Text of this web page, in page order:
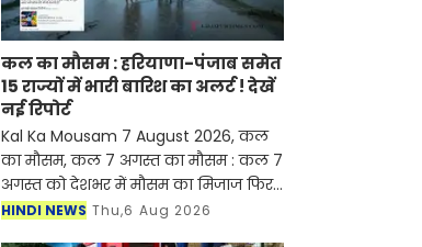
कल का मौसम : हरियाणा-पंजाब समेत
15 राज्यों में भारी बारिश का अलर्ट ! देखें
नई रिपोर्ट
Kal Ka Mousam 7 August 2026, कल
का मौसम, कल 7 अगस्त का मौसम : कल 7
अगस्त को देशभर में मौसम का मिजाज फिर
से बदलने वाला है। देश के कई राज्यों में
HINDI NEWS Thu,6 Aug 2026